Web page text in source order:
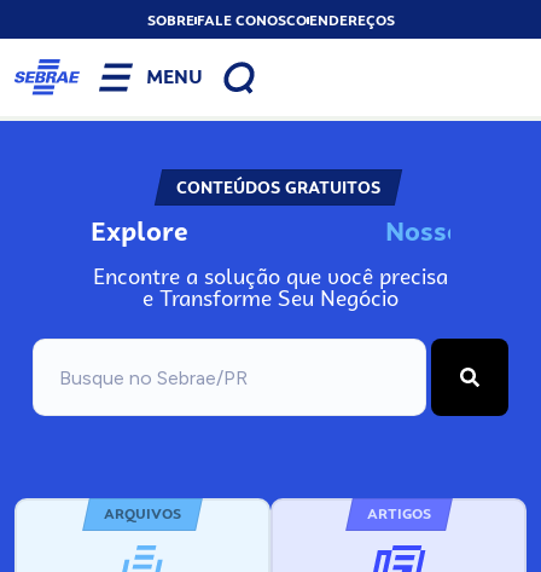
SOBREFALE CONOSCOENDEREÇOS
MENU
CONTEÚDOS GRATUITOS
Explore Nosso
Encontre a solução que você precisa
e Transforme Seu Negócio
ARQUIVOS ARTIGOS